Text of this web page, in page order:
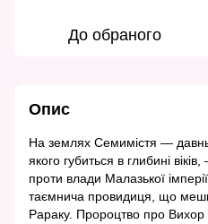
До обраного
Опис
На землях Семимістя —
якого губиться в глибині
проти влади Малазької
таємнича провидиця, що
Рараку. Пророцтво про Вихор